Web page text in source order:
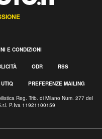
E CONDIZIONI
ODR RSS
PREFERENZE MAILING
Reg. Trib. di Milano Num. 277 del
P.Iva 11921100159